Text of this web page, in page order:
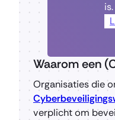
is.
Waarom een
Organisaties die
verplicht om